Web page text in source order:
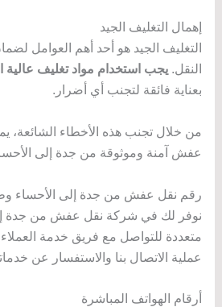
إهمال التغليف الجيد
التغليف الجيد هو أحد أهم العوامل
النقل. يجب استخدام مواد تغليف عالية
بعناية فائقة لتجنب أي أضرار.
من خلال تجنب هذه الأخطاء الشائعة،
عفش آمنة وموثوقة من جدة إلى
رقم نقل عفش من جدة إلى الأحساء
نوفر لك في شركة نقل عفش من جدة
متعددة للتواصل مع فريق خدمة
عملية الاتصال بنا والاستفسار عن
أرقام الهواتف المباشرة